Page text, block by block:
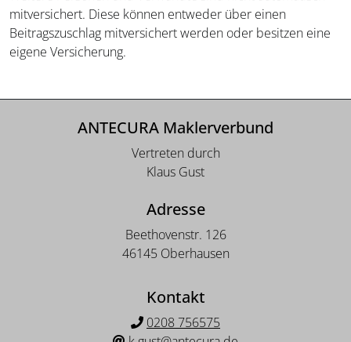
mitversichert. Diese können entweder über einen
Beitragszuschlag mitversichert werden oder besitzen eine
eigene Versicherung.
ANTECURA Maklerverbund
Vertreten durch
Klaus Gust
Adresse
Beethovenstr. 126
46145 Oberhausen
Kontakt
0208 756575